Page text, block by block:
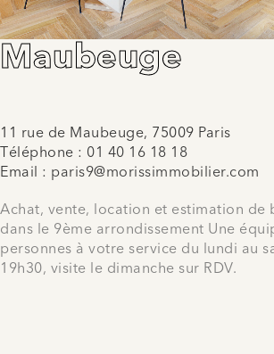
Maubeuge
11 rue de Maubeuge, 75009 Paris
Téléphone : 01 40 16 18 18
Email : paris9@morissimmobilier.com
Achat, vente, location et estimation de
dans le 9ème arrondissement Une
personnes à votre service du lundi au
19h30, visite le dimanche sur RDV.